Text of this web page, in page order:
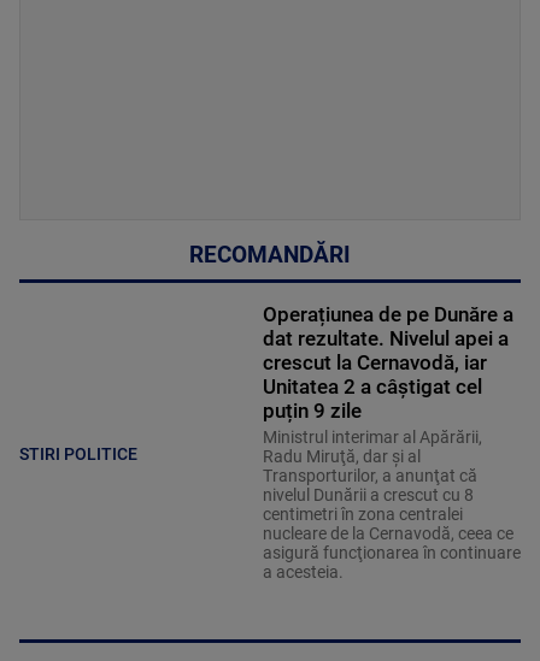
RECOMANDĂRI
STIRI POLITICE
Operațiunea de pe Dunăre a
dat rezultate. Nivelul apei a
crescut la Cernavodă, iar
Unitatea 2 a câștigat cel
puțin 9 zile
Ministrul interimar al Apărării,
Radu Miruţă, dar şi al
Transporturilor, a anunţat că
nivelul Dunării a crescut cu 8
centimetri în zona centralei
nucleare de la Cernavodă, ceea ce
asigură funcţionarea în continuare
a acesteia.